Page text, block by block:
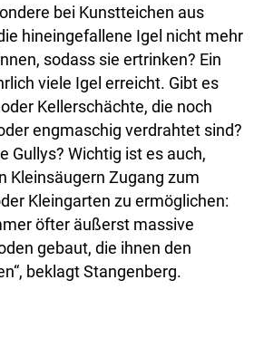
bei Kunstteichen aus
hineingefallene Igel nicht mehr
sodass sie ertrinken? Ein
viele Igel erreicht. Gibt es
Kellerschächte, die noch
engmaschig verdrahtet sind?
Gullys? Wichtig ist es auch,
Kleinsäugern Zugang zum
Kleingarten zu ermöglichen:
öfter äußerst massive
gebaut, die ihnen den
beklagt Stangenberg.